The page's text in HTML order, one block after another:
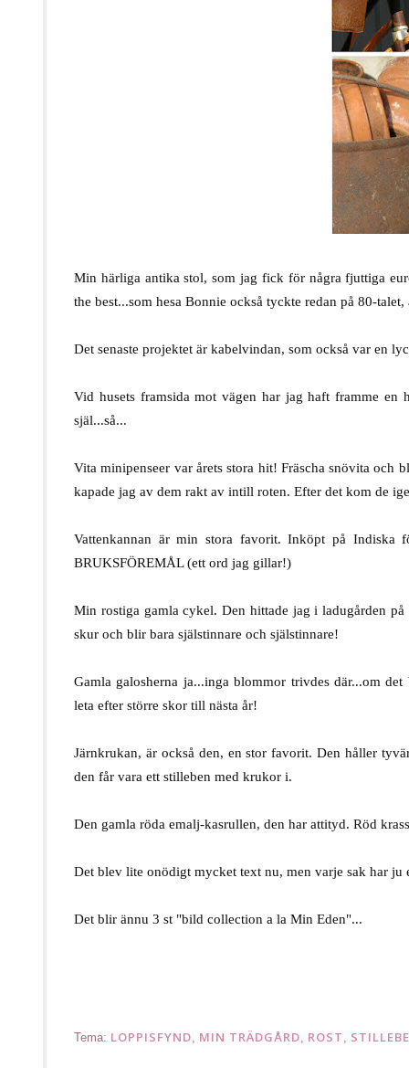
Min härliga antika stol, som jag fick för några fjuttiga
the best...som hesa Bonnie också tyckte redan på 80-
Det senaste projektet är kabelvindan, som också var en
Vid husets framsida mot vägen har jag haft framme en
själ...så...
Vita minipenseer var årets stora hit! Fräscha snövita och
kapade jag av dem rakt av intill roten. Efter det kom de
Vattenkannan är min stora favorit. Inköpt på
BRUKSFÖREMÅL (ett ord jag gillar!)
Min rostiga gamla cykel. Den hittade jag i ladugården
skur och blir bara själstinnare och själstinnare!
Gamla galosherna ja...inga blommor trivdes där...om
leta efter större skor till nästa år!
Järnkrukan, är också den, en stor favorit. Den håller
den får vara ett stilleben med krukor i.
Den gamla röda emalj-kasrullen, den har attityd. Röd
Det blev lite onödigt mycket text nu, men varje sak har ju
Det blir ännu 3 st "bild collection a la Min Eden"...
Tema: LOPPISFYND, MIN TRÄDGÅRD, ROST ,